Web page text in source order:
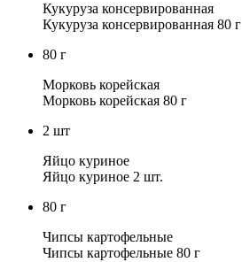
Кукуруза консервированная
Кукуруза консервированная 80 г
80 г
Морковь корейская
Морковь корейская 80 г
2 шт
Яйцо куриное
Яйцо куриное 2 шт.
80 г
Чипсы картофельные
Чипсы картофельные 80 г